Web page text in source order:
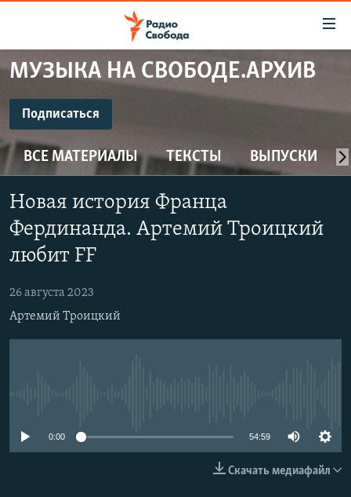
упрощенного
Вернуться
к
основному
содержанию
Вернутся
главной
навигации
поиску
ПРОГРАММЫ
ПОДКАСТЫ
АВТОРСКИЕ ПРОЕКТЫ
ЦИТАТЫ СВОБОДЫ
МНЕНИЯ
КУЛЬТУРА
IDEL.РЕАЛИИ
СЕВЕР.РЕАЛИИ
СИБИРЬ.РЕАЛИИ
СОЦИАЛЬНЫЕ СЕТИ
МУЗЫКА НА СВОБОДЕ.АРХИВ
Подписаться
CastBox
Подписаться
ВСЕ МАТЕРИАЛЫ ТЕКСТЫ ВЫПУСКИ
Новая история Франца
Фердинанда. Артемий Троицкий
любит FF
26 августа 2023
Артемий Троицкий
0:00 54:59
Скачать медиафайл